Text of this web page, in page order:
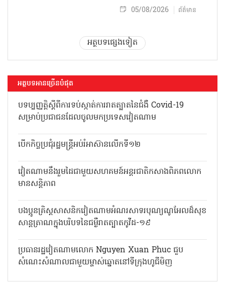
05/08/2026 ព័ត៌មាន
អត្ថបទផ្សេងទៀត
អត្ថបទអានច្រើនបំផុត
បទប្បញ្ញត្តិស្តីពីការទប់ស្កាត់ការរាតត្បាតនៃជំងឺ Covid-19
សម្រាប់ប្រជាជនដែលចូលមកប្រទេសវៀតណាម
បើកកិច្ចប្រជុំរដ្ឋមន្ត្រីអប់រំអាស៊ានលើកទី១២
វៀតណាមនឹងរួមដៃជាមួយសហគមន៍អន្តរជាតិកសាងពិភពលោក
មានសន្តិភាព
បងប្អូនគ្រិស្តសាសនិកវៀតណាមអំណរសាទរបុណ្យណូអែលដ៏សុខ
សាន្តត្រាណក្នុងបរិបទនៃជម្ងឺរាតត្បាតកូវីដ-១៩
ប្រធានរដ្ឋវៀតណាមលោក Nguyen Xuan Phuc ជួប
សំណេះសំណាលជាមួយម្ចាស់ឆ្នោតនៅទីក្រុងហូជីមិញ